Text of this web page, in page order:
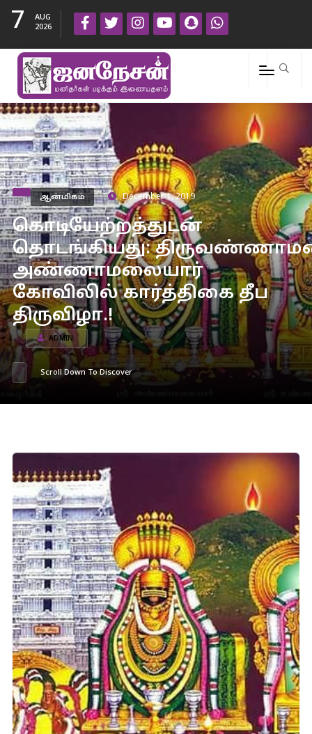
7
AUG
2026
ஆன்மிகம் December 1, 2019
கொடியேற்றத்துடன்
தொடங்கியது:
அண்ணாமலையார்
கோவிலில் கார்த்திகை தீப
திருவிழா.!
ADMIN
Scroll Down To Discover